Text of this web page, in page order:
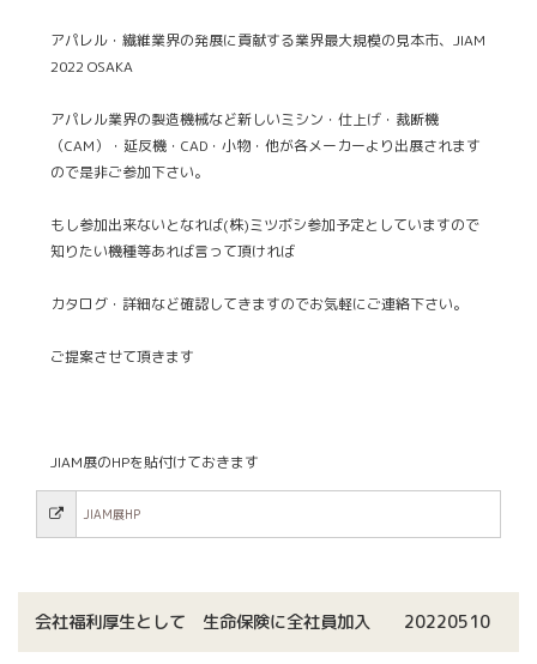
アパレル・繊維業界の発展に貢献する業界最大規模の見本市、JIAM
2022 OSAKA
アパレル業界の製造機械など新しいミシン・仕上げ・裁断機
（CAM）・延反機・CAD・小物・他が各メーカーより出展されます
ので是非ご参加下さい。
もし参加出来ないとなれば(株)ミツボシ参加予定としていますので
知りたい機種等あれば言って頂ければ
カタログ・詳細など確認してきますのでお気軽にご連絡下さい。
ご提案させて頂きます
JIAM展のHPを貼付けておきます
JIAM展HP
会社福利厚生として 生命保険に全社員加入 20220510